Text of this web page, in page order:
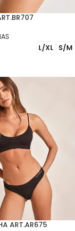
L/XL S/M
ART.AR675